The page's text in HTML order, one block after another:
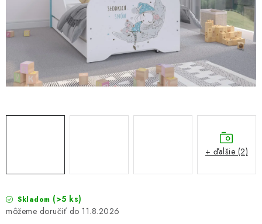
GALÉRIA OD ZÁKAZNÍKOV
KONTAKT
Dopravné a platobné podmienky
Galéria od Zákaznikov
Skladom (>5 ks)
11.8.2026
+ ďalšie (2)